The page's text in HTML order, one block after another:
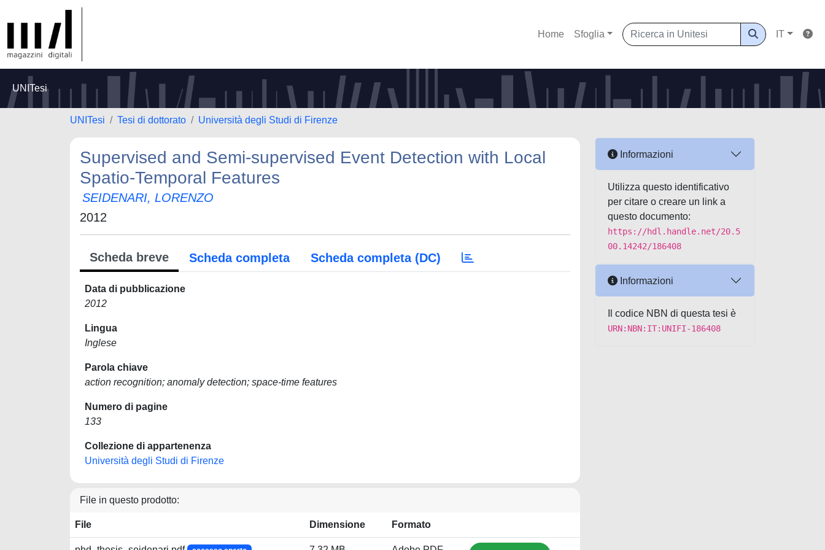
Home Sfoglia IT
UNITesi
UNITesi Tesi di dottorato Università degli Studi di Firenze
Supervised and Semi-supervised Event Detection with Local
Spatio-Temporal Features
SEIDENARI, LORENZO
2012
Scheda breve Scheda completa Scheda completa (DC)
Data di pubblicazione
2012
Lingua
Inglese
Parola chiave
action recognition; anomaly detection; space-time features
Numero di pagine
133
Collezione di appartenenza
Università degli Studi di Firenze
File in questo prodotto:
File Dimensione Formato
Informazioni
Utilizza questo identificativo
per citare o creare un link a
questo documento:
https://hdl.handle.net/20.5
00.14242/186408
Informazioni
Il codice NBN di questa tesi è
URN:NBN:IT:UNIFI-186408